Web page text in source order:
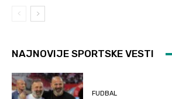
NAJNOVIJE SPORTSKE VESTI
FUDBAL